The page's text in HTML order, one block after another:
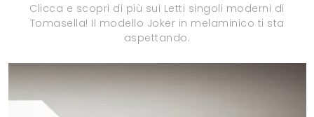
Clicca e scopri di più sui Letti singoli moderni di
Tomasella! Il modello Joker in melaminico ti sta
aspettando.